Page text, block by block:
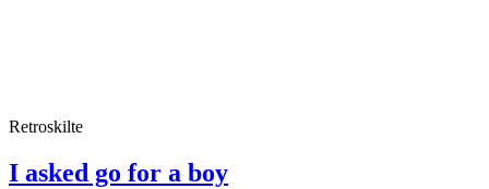
Retroskilte
I asked go for a boy